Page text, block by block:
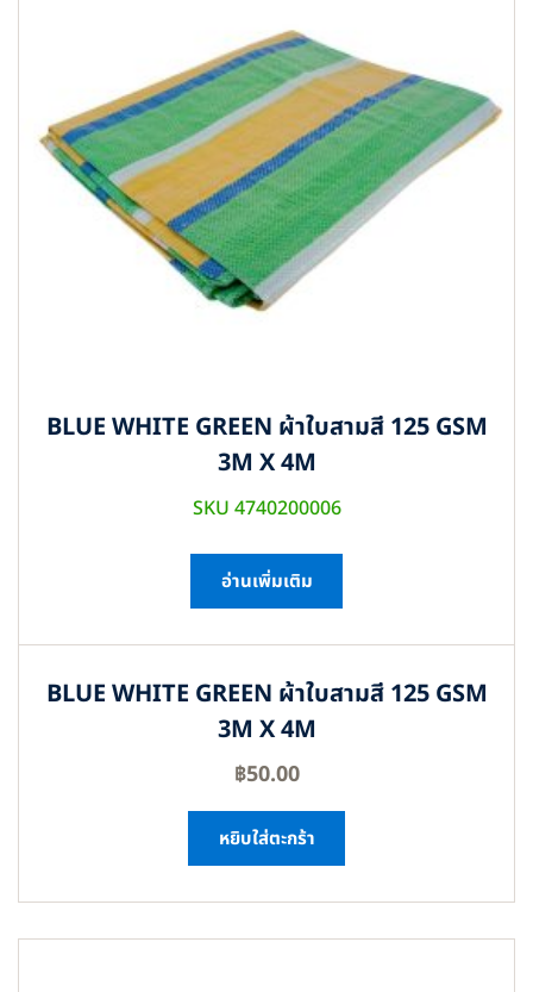
BLUE WHITE GREEN ผ้าใบสามสี 125 GSM
3M X 4M
SKU 4740200006
อ่านเพิ่มเติม
BLUE WHITE GREEN ผ้าใบสามสี 125 GSM
3M X 4M
฿50.00
หยิบใส่ตะกร้า